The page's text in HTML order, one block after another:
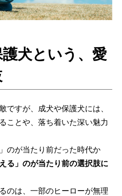
犬という、愛
ですが、成犬や保護犬には、
ことや、落ち着いた深い魅力
のが当たり前だった時代か
る」のが当たり前の選択肢に
のは、一部のヒーローが無理